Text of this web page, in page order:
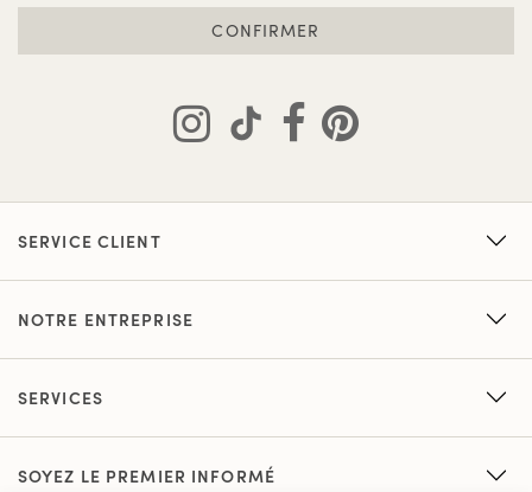
CONFIRMER
SERVICE CLIENT
NOTRE ENTREPRISE
SERVICES
SOYEZ LE PREMIER INFORMÉ